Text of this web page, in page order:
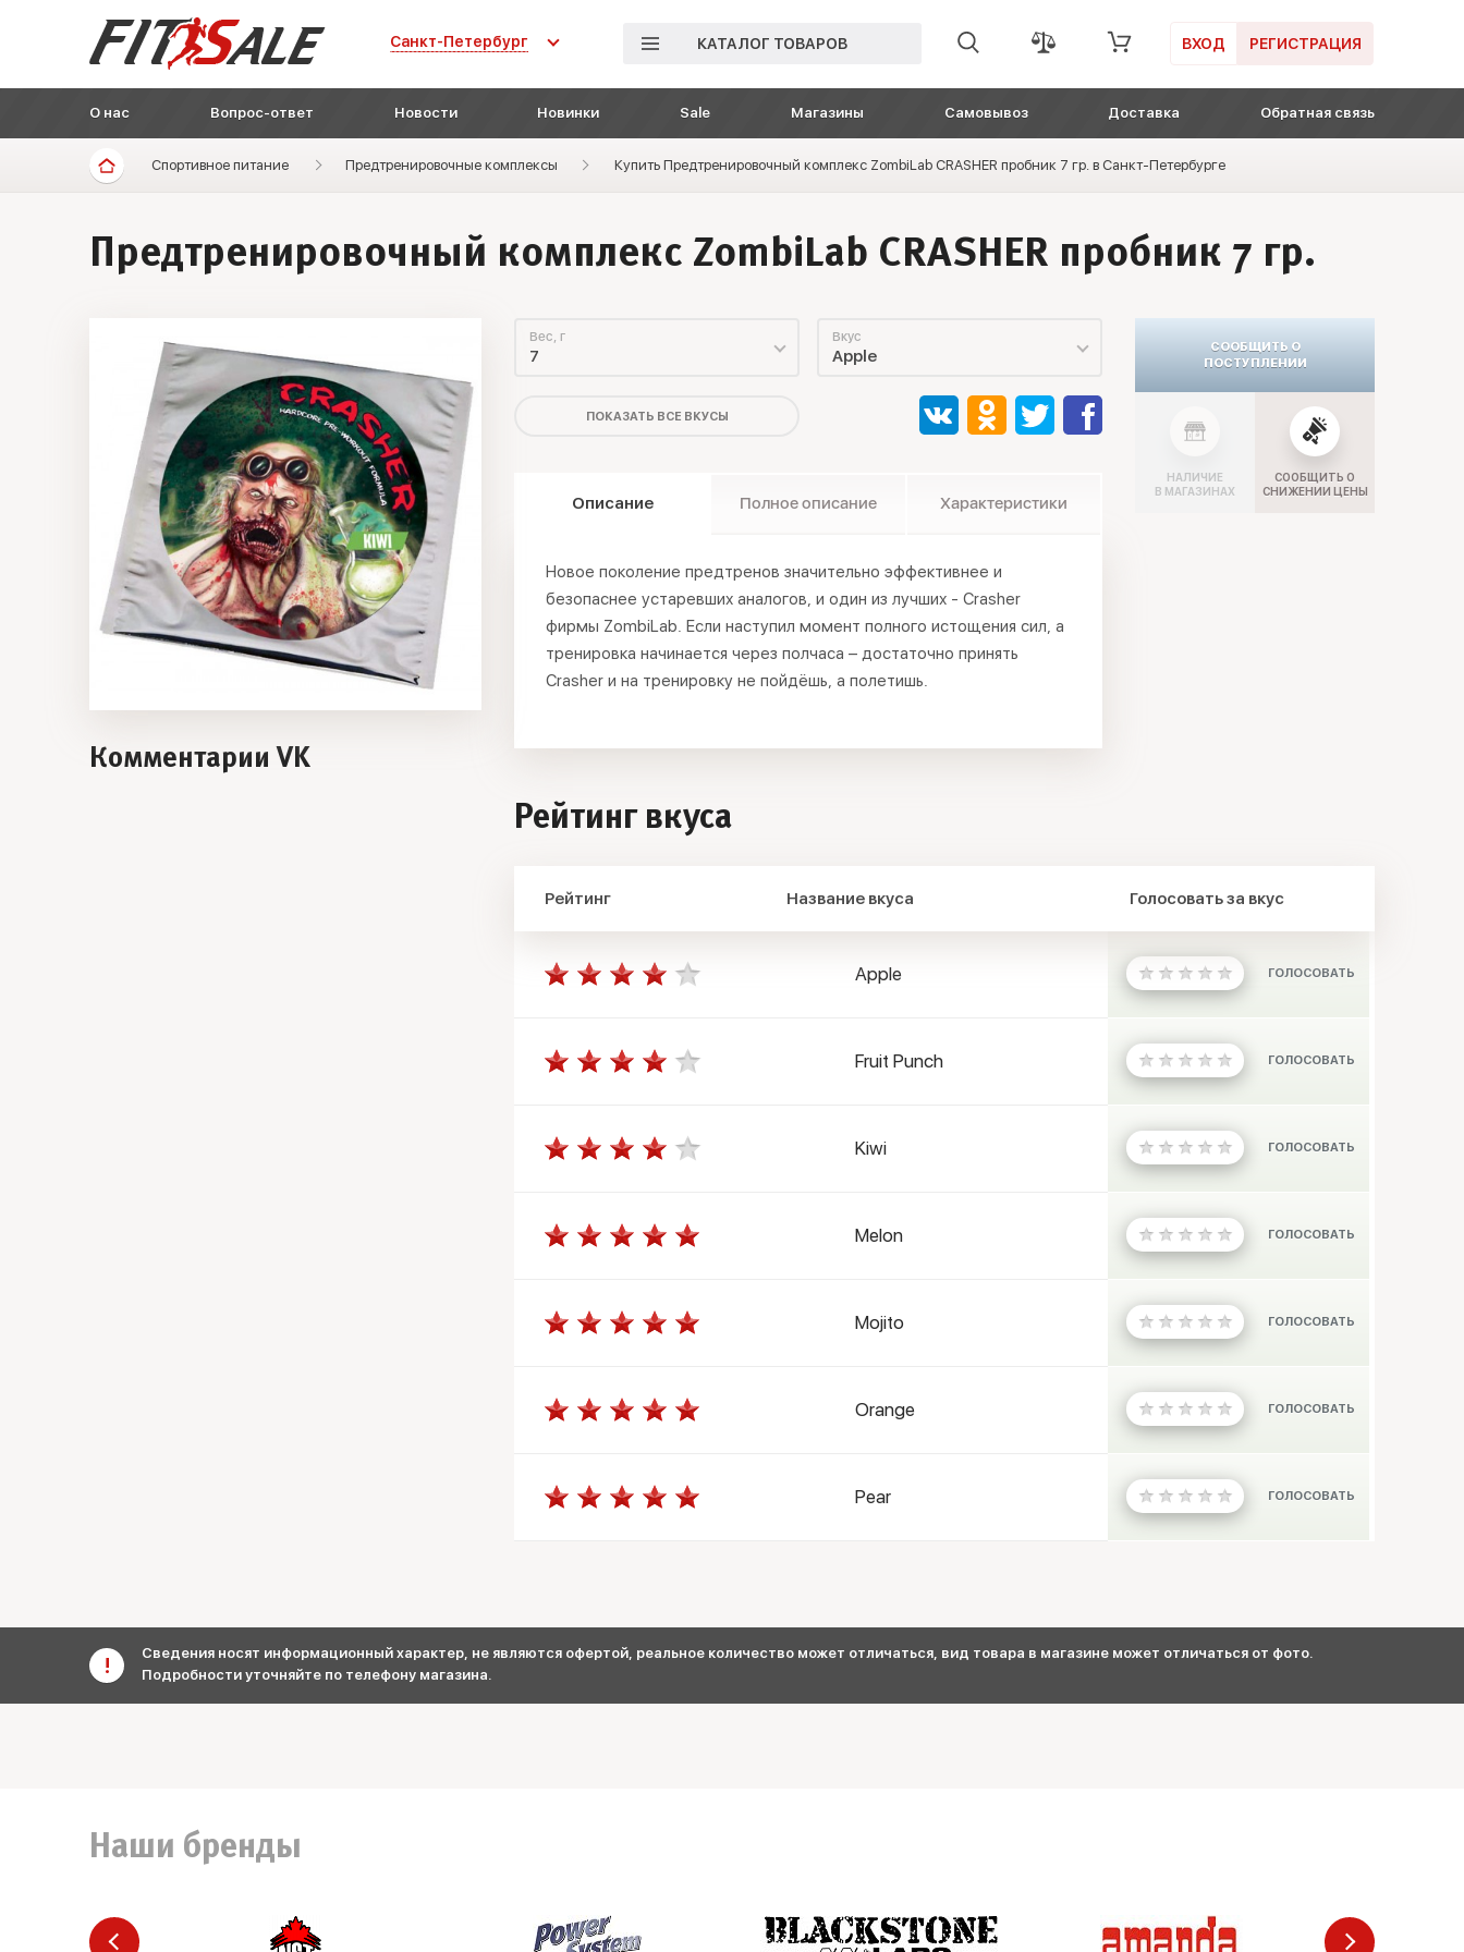
Санкт-Петербург КАТАЛОГ ТОВАРОВ ВХОД РЕГИСТРАЦИЯ
О нас Вопрос-ответ Новости Новинки Sale Магазины Самовывоз Доставка Обратная связь
Спортивное питание Предтренировочные комплексы Купить Предтренировочный комплекс ZombiLab CRASHER пробник 7 гр. в Санкт-Петербурге
Предтренировочный комплекс ZombiLab CRASHER пробник 7 гр.
Комментарии VK
Вес, г
7
Вкус
Apple
ПОКАЗАТЬ ВСЕ ВКУСЫ
Описание Полное описание Характеристики
Новое поколение предтренов значительно эффективнее и
безопаснее устаревших аналогов, и один из лучших - Crasher
фирмы ZombiLab. Если наступил момент полного истощения сил, а
тренировка начинается через полчаса – достаточно принять
Crasher и на тренировку не пойдёшь, а полетишь.
Рейтинг вкуса
Рейтинг Название вкуса Голосовать за вкус
Apple ГОЛОСОВАТЬ
Fruit Punch ГОЛОСОВАТЬ
Kiwi ГОЛОСОВАТЬ
Melon ГОЛОСОВАТЬ
Mojito ГОЛОСОВАТЬ
Orange ГОЛОСОВАТЬ
Pear ГОЛОСОВАТЬ
СООБЩИТЬ О
ПОСТУПЛЕНИИ
НАЛИЧИЕ
В МАГАЗИНАХ
СООБЩИТЬ О
СНИЖЕНИИ ЦЕНЫ
Сведения носят информационный характер, не являются офертой, реальное количество может отличаться, вид товара в магазине может отличаться от фото.
Подробности уточняйте по телефону магазина.
Наши бренды